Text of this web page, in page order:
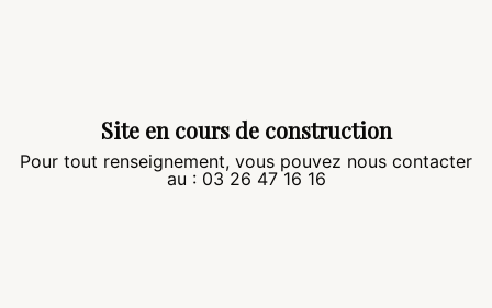
Site en cours de construction
Pour tout renseignement, vous pouvez nous contacter
au : 03 26 47 16 16